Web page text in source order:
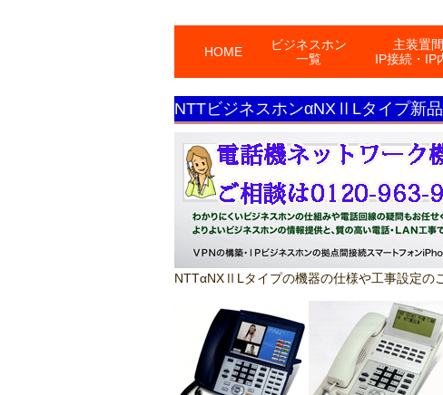
HOME
ビジネスホン
一覧
主装置間
IP接続・IP
NTTビジネスホンαNXⅡLタイプ新
NTTαNXⅡLタイプの機器の仕様や工事設定の